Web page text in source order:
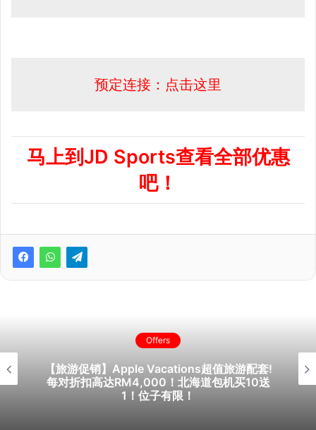
预定连接：点击这里
马上到JD Sports查看全部优惠
吧！
Offers
【旅游促销】Apple Vacations超值旅游配套!
每对折扣高达RM4,000！北海道包机买10送
1！位子有限！